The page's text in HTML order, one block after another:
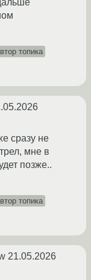
топика
сразу не
мне в
позже..
топика
21.05.2026